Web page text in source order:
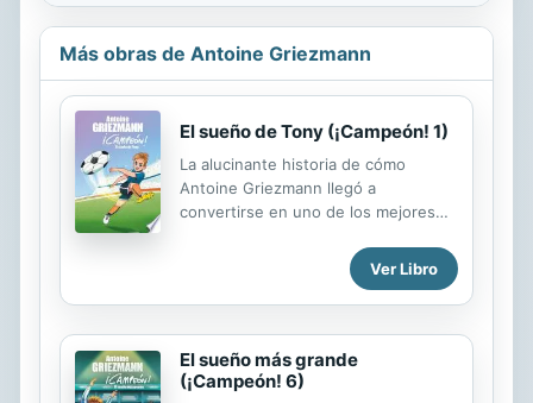
Más obras de Antoine Griezmann
El sueño de Tony (¡Campeón! 1)
La alucinante historia de cómo
Antoine Griezmann llegó a
convertirse en uno de los mejores
fenomenal serie de fútbol escrita por
él mismo y basada en su propia vida!
¡Los sueños pueden hacerse
realidad! Tony Grizi sueña con unirse
al equipo de jóvenes campeones que
dirige su padre. Por un golpe de
Ver Libro
El sueño más grande
(¡Campeón! 6)